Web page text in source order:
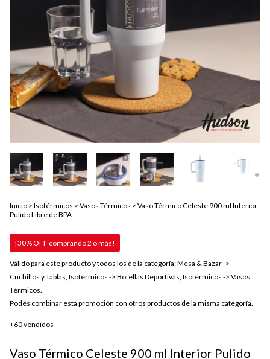
Inicio > Isotérmicos > Vasos Térmicos > Vaso Térmico Celeste 900 ml Interior
Pulido Libre de BPA
¡30% OFF comprando 2 o más!
Válido para este producto y todos los de la categoría: Mesa & Bazar ->
Cuchillos y Tablas, Isotérmicos -> Botellas Deportivas, Isotérmicos -> Vasos
Térmicos.
Podés combinar esta promoción con otros productos de la misma categoría.
+60 vendidos
Vaso Térmico Celeste 900 ml Interior Pulido